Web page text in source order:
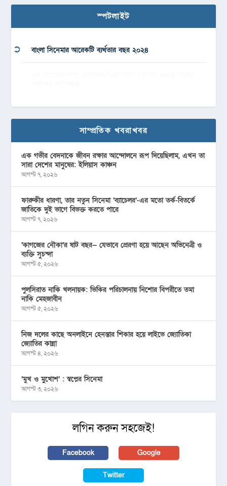
স্পটলাইট
বাংলা সিনেমার আরেকটি ব্যর্থতার বছর ২০২৪
সাম্প্রতিক খবরাখবর
এক গভীর বেদনাকে জীবন রক্ষার আন্দোলনে রূপ দিয়েছিলাম, এখন তা
সারা দেশের মানুষের: ইলিয়াস কাঞ্চন
আগস্ট ৭, ২০২৬
ফারুকীর ধারণা, তার নতুন সিনেমা ‘ব্যাচেলর’-এর মতো তর্ক-বিতর্কে
জাতিকে দুই ভাগে বিভক্ত করতে পারে
আগস্ট ৭, ২০২৬
‘কাগজের নৌকা’র ষাট বছর— যেভাবে প্রেরণা হয়ে আছেন অভিনেত্রী ও
ব্যক্তি সুচন্দা
আগস্ট ৫, ২০২৬
পুলসিরাত নাকি খলনায়ক: ভিকির পরিচালনায় নিশোর বিপরীতে তমা
নাকি মেহজাবীন
আগস্ট ৫, ২০২৬
নিজ দলের কাছে অনলাইনে হেনস্তার শিকার হয়ে লাইভে জ্যোতিকা
জ্যোতির কান্না
আগস্ট ৪, ২০২৬
‘মুখ ও মু্খোশ’ : স্বপ্নের সিনেমা
আগস্ট ৩, ২০২৬
লগিন করুন সহজেই!
Facebook Google
Twitter